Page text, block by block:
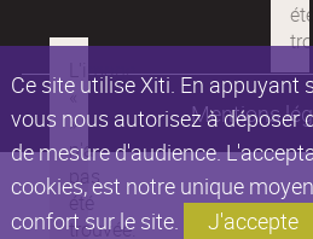
Ce site utilise Xiti. En appuyant
vous nous autorisez à déposer
de mesure d'audience.
cookies, est notre unique
confort sur le site.
J'accepte
Mentions